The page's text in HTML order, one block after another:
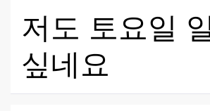
저도 토요일
싶네요